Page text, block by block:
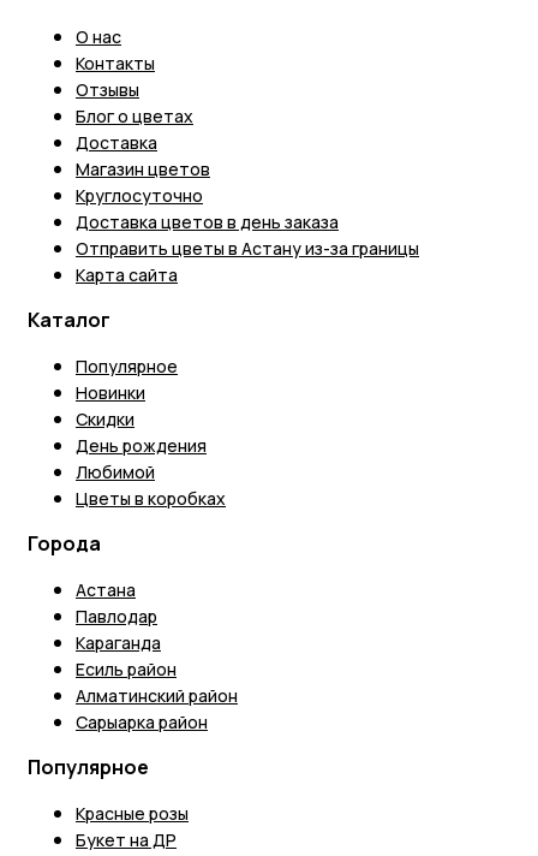
О нас
Контакты
Отзывы
Блог о цветах
Доставка
Магазин цветов
Круглосуточно
Доставка цветов в день заказа
Отправить цветы в Астану из-за границы
Карта сайта
Каталог
Популярное
Новинки
Скидки
День рождения
Любимой
Цветы в коробках
Города
Астана
Павлодар
Караганда
Есиль район
Алматинский район
Сарыарка район
Популярное
Красные розы
Букет на ДР